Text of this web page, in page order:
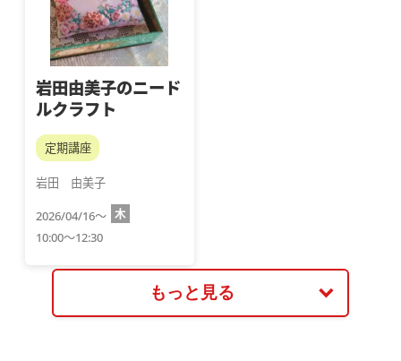
岩田由美子のニード
ルクラフト
定期講座
岩田　由美子
2026/04/16～ 木
10:00～12:30
もっと見る